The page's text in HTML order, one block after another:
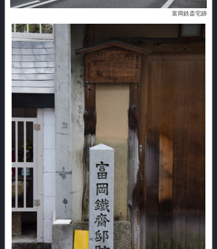
富岡鉄斎宅跡